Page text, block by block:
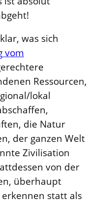
was sich
vom
Ressourcen,
lokal
die Natur
der ganzen Welt
Zivilisation
von der
überhaupt
statt als